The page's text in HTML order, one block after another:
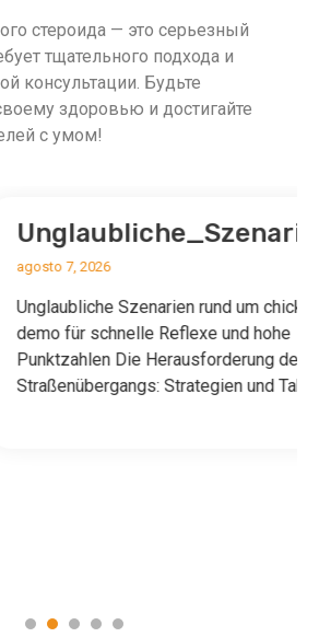
стероида — это серьезный
тщательного подхода и
консультации. Будьте
здоровью и достигайте
с умом!
rund um chicken road
Reflexe und hohe
Herausforderung des
Strategien und Taktiken…